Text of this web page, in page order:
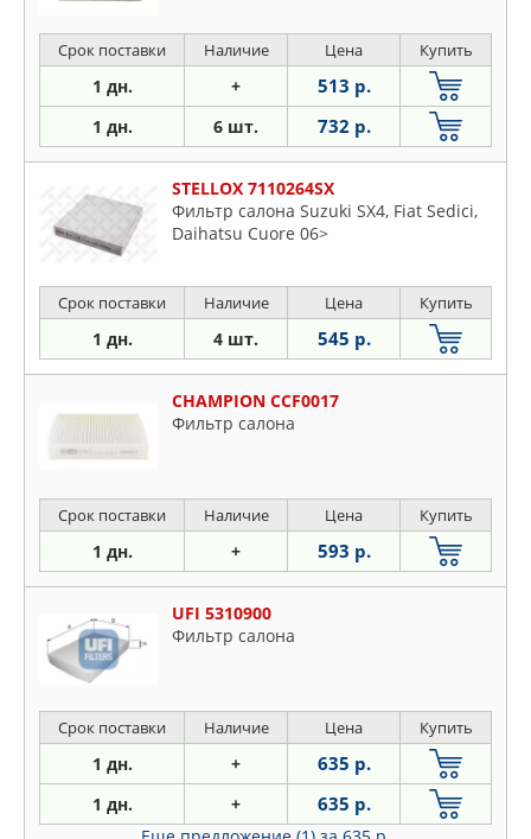
Срок поставки Наличие Цена Купить
1 дн. + 513 р.
1 дн. 6 шт. 732 р.
STELLOX 7110264SX
Фильтр салона Suzuki SX4, Fiat Sedici,
Daihatsu Cuore 06>
Срок поставки Наличие Цена Купить
1 дн. 4 шт. 545 р.
CHAMPION CCF0017
Фильтр салона
Срок поставки Наличие Цена Купить
1 дн. + 593 р.
UFI 5310900
Фильтр салона
Срок поставки Наличие Цена Купить
1 дн. + 635 р.
1 дн. + 635 р.